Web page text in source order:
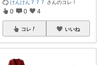
けんけん７７７ さんのコレ！
0 0 4
コレ いいね